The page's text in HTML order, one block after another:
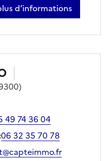
d’informations
salard
49 74 36 04
06 32 35 70 78